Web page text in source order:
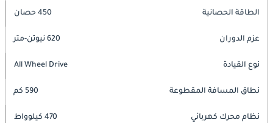
الطاقة الحصانية 450 حصان
عزم الدوران 620 نيوتن-متر
نوع القيادة All Wheel Drive
نطاق المسافة المقطوعة 590 كم
نظام محرك كهربائي 470 كيلوواط